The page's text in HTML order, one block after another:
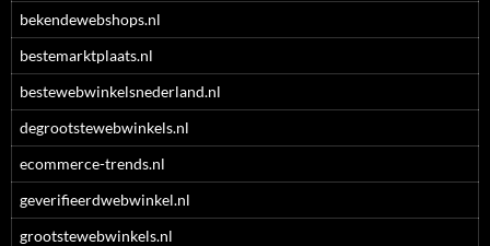
bekendewebshops.nl
bestemarktplaats.nl
bestewebwinkelsnederland.nl
degrootstewebwinkels.nl
ecommerce-trends.nl
geverifieerdwebwinkel.nl
grootstewebwinkels.nl